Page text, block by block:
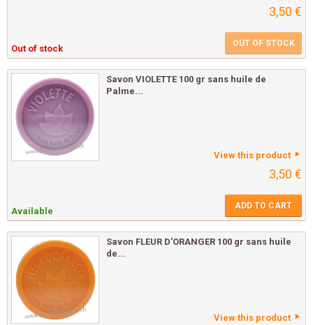
3,50 €
Out of stock OUT OF STOCK
Savon VIOLETTE 100 gr sans huile de
Palme...
View this product
3,50 €
Available ADD TO CART
Savon FLEUR D'ORANGER 100 gr sans huile
de...
View this product